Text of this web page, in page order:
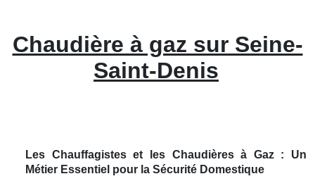
Chaudière à gaz sur Seine-
Saint-Denis
Les Chauffagistes et les Chaudières à Gaz : Un
Métier Essentiel pour la Sécurité Domestique